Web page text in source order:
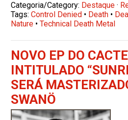
Categoria/Category: Destaque ·
Tags:Control Denied • Death •
Nature •Technical Death Metal
NOVO EP DO
INTITULADO
SERÁ
SWANÖ